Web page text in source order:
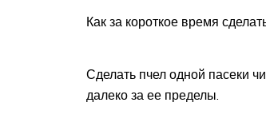
Как за короткое время
Сделать пчел одной пасеки
далеко за ее пределы.